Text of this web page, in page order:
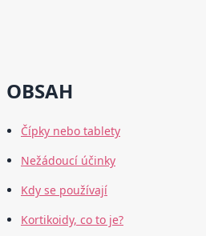
OBSAH
Čípky nebo tablety
Nežádoucí účinky
Kdy se používají
Kortikoidy, co to je?